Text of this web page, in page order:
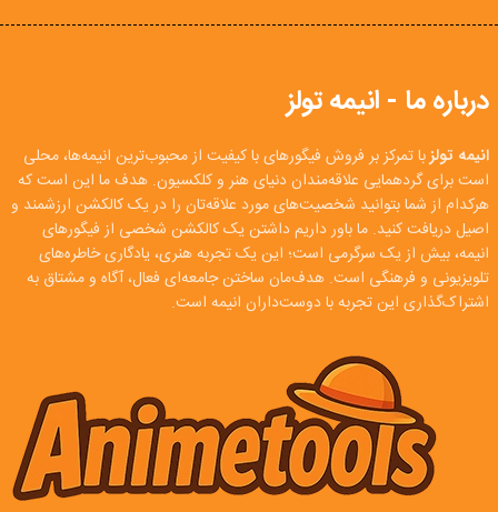
درباره ما - انیمه تولز
انیمه تولزبا تمرکز بر فروش فیگورهای با کیفیت از محبوب‌ترین انیمه‌ها، محلی
است برای گردهمایی علاقه‌مندان دنیای هنر و کلکسیون. هدف ما این است که
هرکدام از شما بتوانید شخصیت‌های مورد علاقه‌تان را در یک کالکشن ارزشمند و
اصیل دریافت کنید. ما باور داریم داشتن یک کالکشن شخصی از فیگورهای
انیمه، بیش از یک سرگرمی است؛ این یک تجربه هنری، یادگاری خاطره‌های
تلویزیونی و فرهنگی است. هدف‌مان ساختن جامعه‌ای فعال، آگاه و مشتاق به
اشتراک‌گذاری این تجربه با دوست‌داران انیمه است.